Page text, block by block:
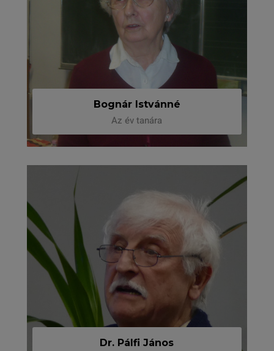
Bognár Istvánné
Az év tanára
Dr. Pálfi János